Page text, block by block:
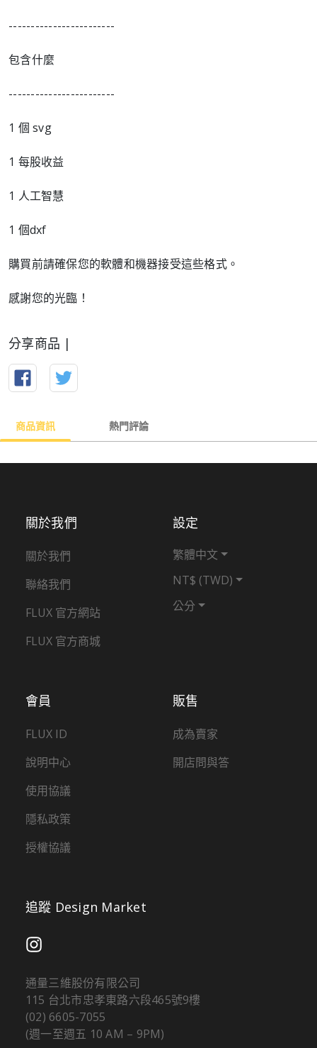
------------------------
包含什麼
------------------------
1 個 svg
1 每股收益
1 人工智慧
1 個dxf
購買前請確保您的軟體和機器接受這些格式。
感謝您的光臨！
分享商品 |
商品資訊 熱門評論
販售
成為賣家
開店問與答
會員
FLUX ID
說明中心
使用協議
隱私政策
授權協議
關於我們
關於我們
聯絡我們
FLUX 官方網站
FLUX 官方商城
設定
繁體中文
NT$ (TWD)
公分
追蹤 Design Market
通量三維股份有限公司
115 台北市忠孝東路六段465號9樓
(02) 6605-7055
(週一至週五 10 AM – 9PM)